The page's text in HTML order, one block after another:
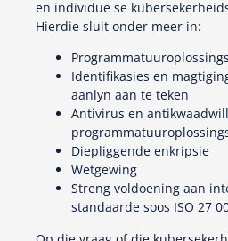
en individue se
Hierdie sluit onder meer in:
Programmatuuroplossings
Identifikasies en
aanlyn aan te teken
Antivirus en
Diepliggende enkripsie
Wetgewing
Streng voldoening aan
standaarde soos ISO 27